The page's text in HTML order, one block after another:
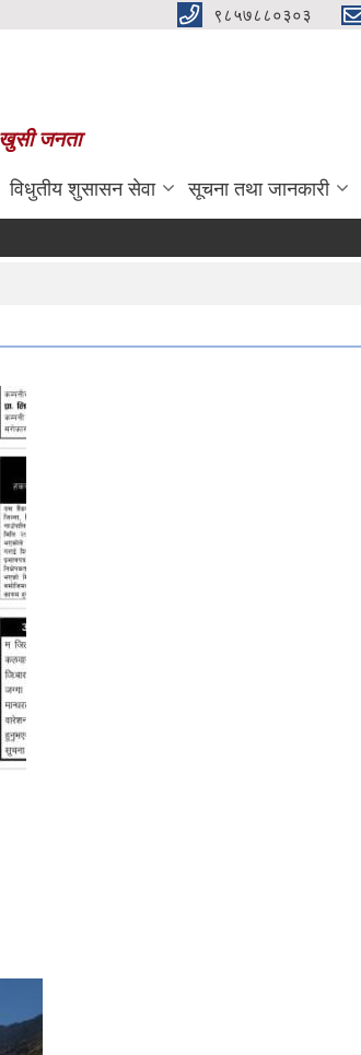
९८५७८८०३०३
जनता
विधुतीय शुसासन सेवा सूचना तथा जानकारी